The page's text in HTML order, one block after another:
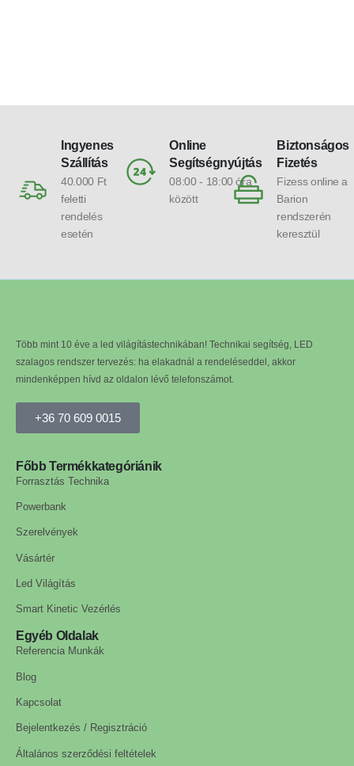
Ingyenes
Szállítás
40.000 Ft
feletti
rendelés
esetén
Online
Segítségnyújtás
08:00 - 18:00 óra
között
Biztonságos
Fizetés
Fizess online a
Barion
rendszerén
keresztül
Több mint 10 éve a led világítástechnikában! Technikai segítség, LED
szalagos rendszer tervezés: ha elakadnál a rendeléseddel, akkor
mindenképpen hívd az oldalon lévő telefonszámot.
+36 70 609 0015
Főbb Termékkategóriánik
Forrasztás Technika
Powerbank
Szerelvények
Vásártér
Led Világítás
Smart Kinetic Vezérlés
Egyéb Oldalak
Referencia Munkák
Blog
Kapcsolat
Bejelentkezés / Regisztráció
Általános szerződési feltételek